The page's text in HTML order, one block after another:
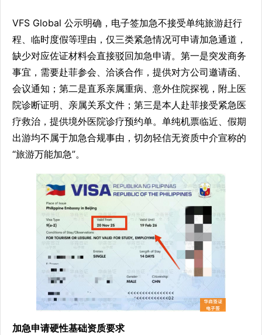
VFS Global 公示明确，电子签加急不接受单纯旅游赶行
程、临时度假等理由，仅三类紧急情况可申请加急通道，
缺少对应佐证材料会直接驳回加急申请。第一是突发商务
事宜，需要赴菲参会、洽谈合作，提供对方公司邀请函、
会议通知；第二是直系亲属重病、意外住院探视，附上医
院诊断证明、亲属关系文件；第三是本人赴菲接受紧急医
疗救治，提供境外医院诊疗预约单。单纯机票临近、假期
出游均不属于加急合规事由，切勿轻信无资质中介宣称的
“旅游万能加急”。
加急申请硬性基础资质要求